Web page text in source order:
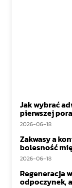
Jak wybrać
pierwszej
2026-06-18
Zakwasy a
bolesność
2026-06-18
Regeneracja
odpoczynek,